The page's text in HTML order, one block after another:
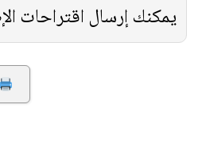
يمكنك إرسال اقتراحات